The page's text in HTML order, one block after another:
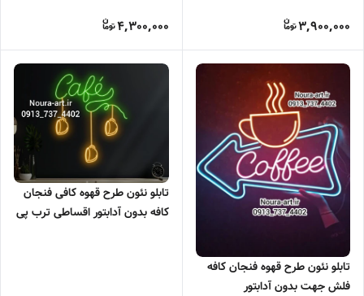
3,900,000
4,300,000
تابلو نئون طرح قهوه فنجان کافه
فلش جهت بدون آدابتور
تابلو نئون طرح قهوه کافی فنجان
کافه بدون آدابتور اقساطی ترب پی